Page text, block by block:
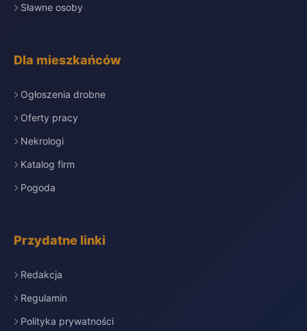
Sławne osoby
Dla mieszkańców
Ogłoszenia drobne
Oferty pracy
Nekrologi
Katalog firm
Pogoda
Przydatne linki
Redakcja
Regulamin
Polityka prywatności